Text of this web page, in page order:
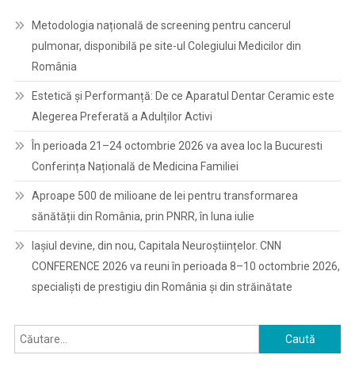
Metodologia națională de screening pentru cancerul
pulmonar, disponibilă pe site-ul Colegiului Medicilor din
România
Estetică și Performanță: De ce Aparatul Dentar Ceramic este
Alegerea Preferată a Adulților Activi
În perioada 21–24 octombrie 2026 va avea loc la Bucuresti
Conferința Națională de Medicina Familiei
Aproape 500 de milioane de lei pentru transformarea
sănătății din România, prin PNRR, în luna iulie
Iașiul devine, din nou, Capitala Neuroștiințelor. CNN
CONFERENCE 2026 va reuni în perioada 8–10 octombrie 2026,
specialiști de prestigiu din România și din străinătate
Caută
după: